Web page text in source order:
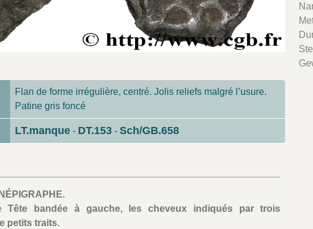
Flan de forme irrégulière, centré. Jolis reliefs malgré l’usure.
Patine gris foncé
LT.manque - DT.153 - Sch/GB.658
Tête bandée à gauche, les cheveux indiqués par trois
petits traits.